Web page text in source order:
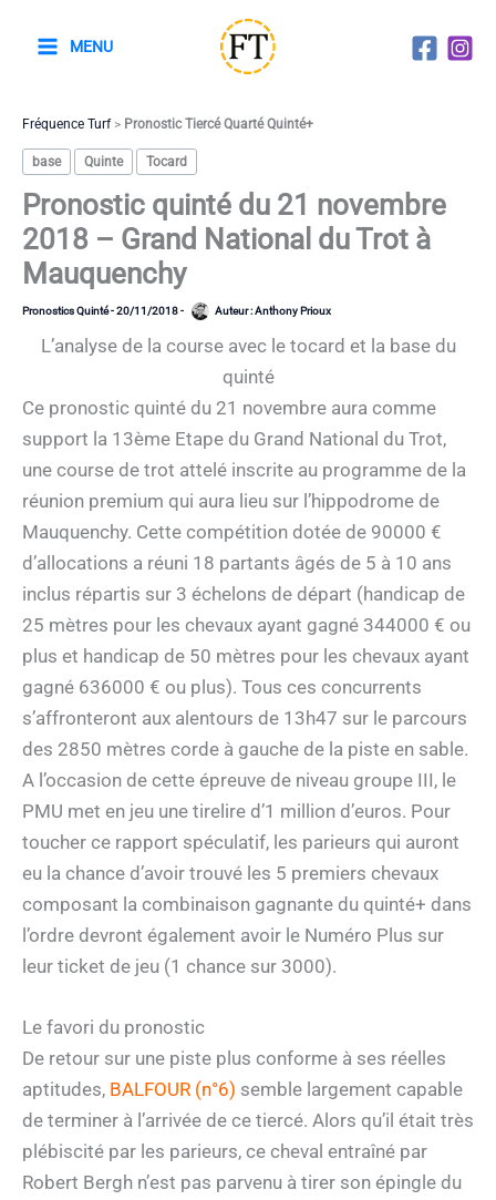
MENU
Fréquence Turf> Pronostic Tiercé Quarté Quinté+
base Quinte Tocard
Pronostic quinté du 21 novembre
2018 – Grand National du Trot à
Mauquenchy
Pronostics Quinté-20/11/2018- Auteur :Anthony Prioux
L’analyse de la course avec le tocard et la base du
quinté
Ce pronostic quinté du 21 novembre aura comme
support la 13ème Etape du Grand National du Trot,
une course de trot attelé inscrite au programme de la
réunion premium qui aura lieu sur l’hippodrome de
Mauquenchy. Cette compétition dotée de 90000 €
d’allocations a réuni 18 partants âgés de 5 à 10 ans
inclus répartis sur 3 échelons de départ (handicap de
25 mètres pour les chevaux ayant gagné 344000 € ou
plus et handicap de 50 mètres pour les chevaux ayant
gagné 636000 € ou plus). Tous ces concurrents
s’affronteront aux alentours de 13h47 sur le parcours
des 2850 mètres corde à gauche de la piste en sable.
A l’occasion de cette épreuve de niveau groupe III, le
PMU met en jeu une tirelire d’1 million d’euros. Pour
toucher ce rapport spéculatif, les parieurs qui auront
eu la chance d’avoir trouvé les 5 premiers chevaux
composant la combinaison gagnante du quinté+ dans
l’ordre devront également avoir le Numéro Plus sur
leur ticket de jeu (1 chance sur 3000).
Le favori du pronostic
De retour sur une piste plus conforme à ses réelles
aptitudes, BALFOUR (n°6) semble largement capable
de terminer à l’arrivée de ce tiercé. Alors qu’il était très
plébiscité par les parieurs, ce cheval entraîné par
Robert Bergh n’est pas parvenu à tirer son épingle du